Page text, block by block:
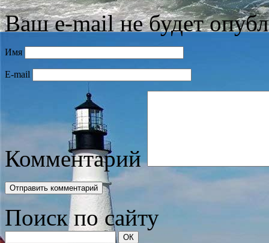
Ваш e-mail не будет
Имя
E-mail
Комментарий
Поиск по сайту